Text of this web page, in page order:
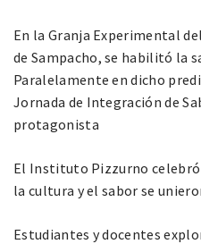
En la Granja Experimental
de Sampacho, se habilitó la
Paralelamente en dicho
Jornada de Integración de
protagonista
El Instituto Pizzurno celebró
la cultura y el sabor se
Estudiantes y docentes